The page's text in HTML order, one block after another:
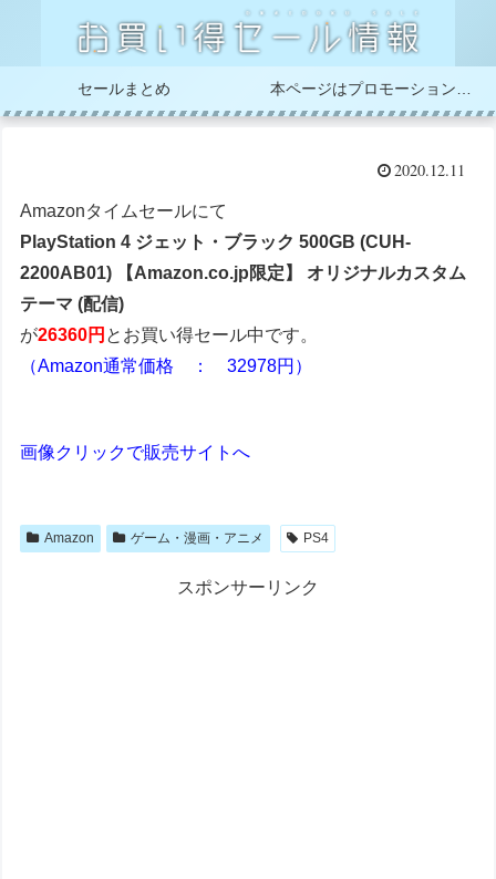
セールまとめ
2020.12.11
Amazonタイムセールにて
PlayStation 4 ジェット・ブラック 500GB (CUH-
2200AB01) 【Amazon.co.jp限定】 オリジナルカスタム
テーマ (配信)
が26360円 とお買い得セール中です。
（Amazon通常価格 ： 32978円）
画像クリックで販売サイトへ
Amazon ゲーム・漫画・アニメ PS4
スポンサーリンク